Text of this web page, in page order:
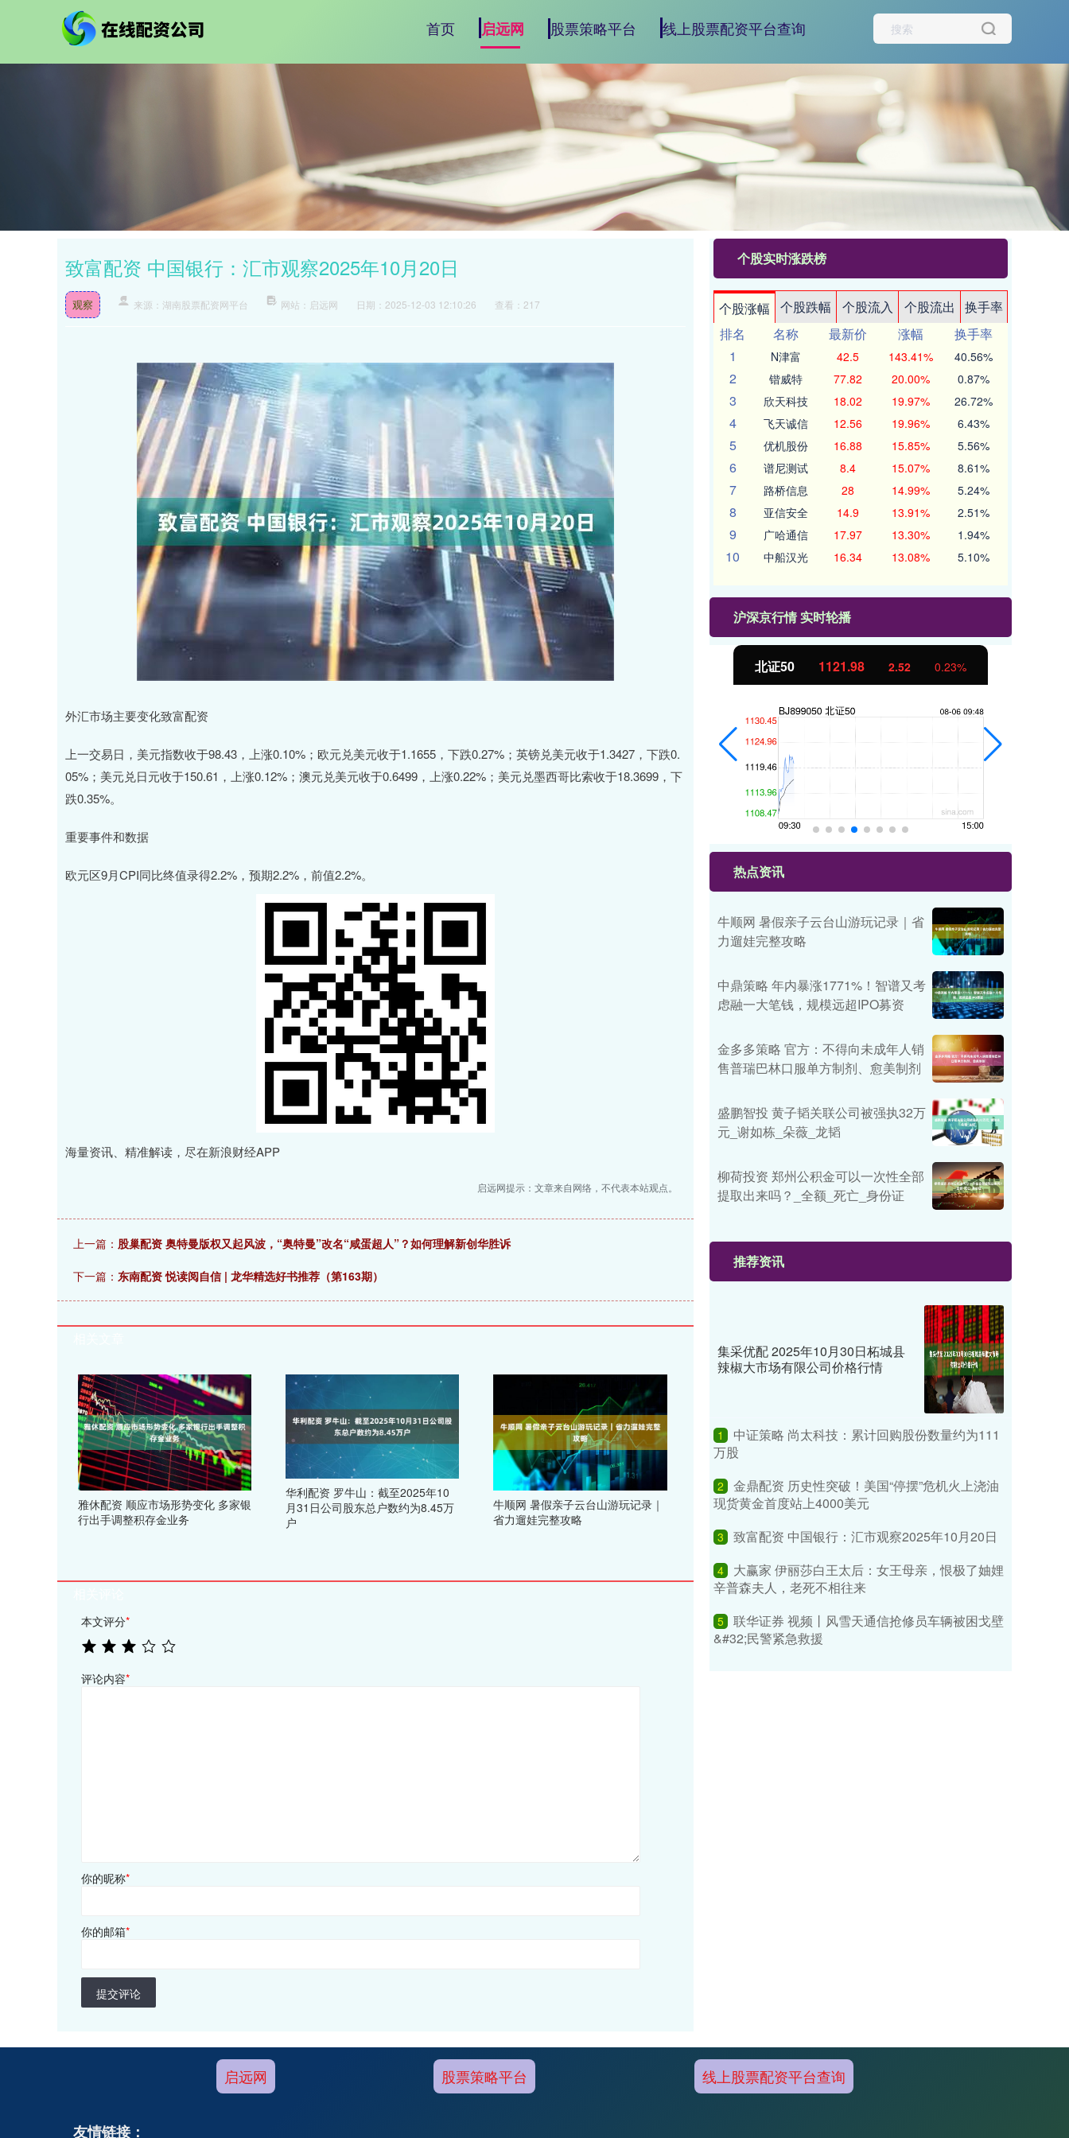
首页 启远网 股票策略平台 线上股票配资平台查询
致富配资 中国银行：汇市观察2025年10月20日
观察 来源：湖南股票配资网平台 网站：启远网 日期：2025-12-03 12:10:26 查看：217
外汇市场主要变化致富配资
上一交易日，美元指数收于98.43，上涨0.10%；欧元兑美元收于1.1655，下跌0.27%；英镑兑美元收于1.3427，下跌0.
05%；美元兑日元收于150.61，上涨0.12%；澳元兑美元收于0.6499，上涨0.22%；美元兑墨西哥比索收于18.3699，下
跌0.35%。
重要事件和数据
欧元区9月CPI同比终值录得2.2%，预期2.2%，前值2.2%。
海量资讯、精准解读，尽在新浪财经APP
启远网提示：文章来自网络，不代表本站观点。
上一篇： 股巢配资 奥特曼版权又起风波，“奥特曼”改名“咸蛋超人”？如何理解新创华胜诉
下一篇： 东南配资 悦读阅自信 | 龙华精选好书推荐（第163期）
雅休配资 顺应市场形势变化 多家银
行出手调整积存金业务
华利配资 罗牛山：截至2025年10
月31日公司股东总户数约为8.45万
户
牛顺网 暑假亲子云台山游玩记录｜
省力遛娃完整攻略
本文评分*
评论内容*
你的昵称*
你的邮箱*
提交评论
个股实时涨跌榜
个股涨幅 个股跌幅 个股流入 个股流出
换手率
排名
名称 最新价 涨幅
换手率
1
N津富 42.5 143.41% 40.56%
2 锴威特 77.82 20.00% 0.87%
3 欣天科技 18.02 19.97% 26.72%
4 飞天诚信 12.56 19.96% 6.43%
5 优机股份 16.88 15.85% 5.56%
6 谱尼测试 8.4 15.07% 8.61%
7 路桥信息 28 14.99% 5.24%
8 亚信安全 14.9 13.91% 2.51%
9 广哈通信 17.97 13.30% 1.94%
10 中船汉光 16.34 13.08% 5.10%
沪深京行情 实时轮播
-76.11 -0.54% 沪深300 4638.48 北证50 1121.98 2.52 0.23%
热点资讯
牛顺网 暑假亲子云台山游玩记录｜省
力遛娃完整攻略
中鼎策略 年内暴涨1771%！智谱又考
虑融一大笔钱，规模远超IPO募资
金多多策略 官方：不得向未成年人销
售普瑞巴林口服单方制剂、愈美制剂
盛鹏智投 黄子韬关联公司被强执32万
元_谢如栋_朵薇_龙韬
柳荷投资 郑州公积金可以一次性全部
提取出来吗？_全额_死亡_身份证
推荐资讯
集采优配 2025年10月30日柘城县
辣椒大市场有限公司价格行情
1
中证策略 尚太科技：累计回购股份数量约为111
万股
2
金鼎配资 历史性突破！美国“停摆”危机火上浇油
现货黄金首度站上4000美元
3 致富配资 中国银行：汇市观察2025年10月20日
4
大赢家 伊丽莎白王太后：女王母亲，恨极了妯娌
辛普森夫人，老死不相往来
5 联华证券 视频丨风雪天通信抢修员车辆被困戈壁
&#32;民警紧急救援
启远网 股票策略平台 线上股票配资平台查询
友情链接：